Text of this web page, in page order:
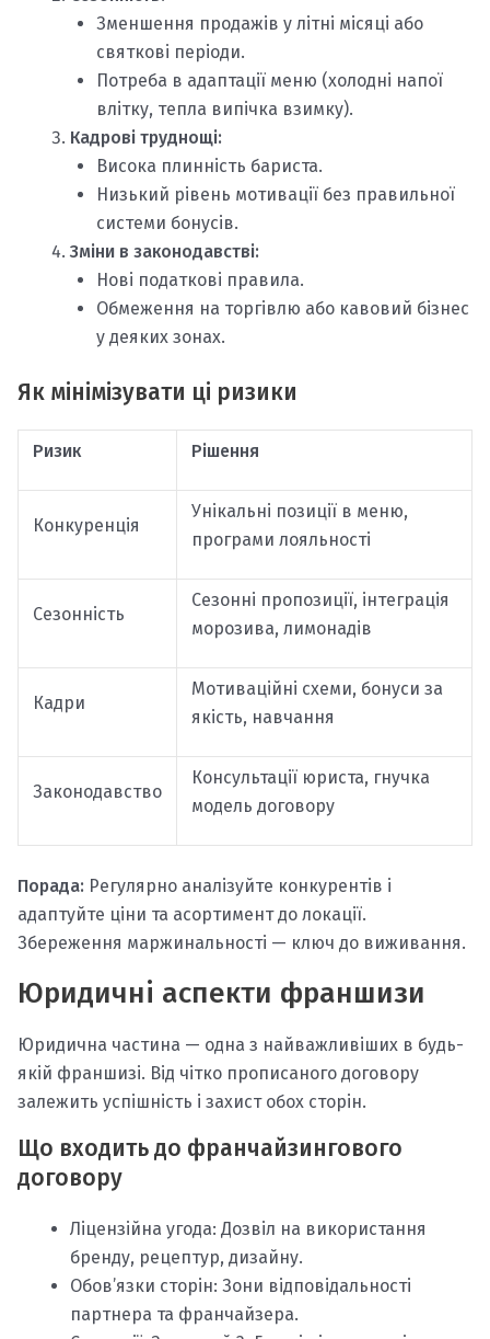
Зменшення продажів у літні місяці або
святкові періоди.
Потреба в адаптації меню (холодні напої
влітку, тепла випічка взимку).
Кадрові труднощі:
Висока плинність бариста.
Низький рівень мотивації без правильної
системи бонусів.
Зміни в законодавстві:
Нові податкові правила.
Обмеження на торгівлю або кавовий бізнес
у деяких зонах.
Як мінімізувати ці ризики
Ризик Рішення
Конкуренція
Унікальні позиції в меню,
програми лояльності
Сезонність
Сезонні пропозиції, інтеграція
морозива, лимонадів
Кадри
Мотиваційні схеми, бонуси за
якість, навчання
Законодавство
Консультації юриста, гнучка
модель договору
Порада: Регулярно аналізуйте конкурентів і
адаптуйте ціни та асортимент до локації.
Збереження маржинальності — ключ до виживання.
Юридичні аспекти франшизи
Юридична частина — одна з найважливіших в будь-
якій франшизі. Від чітко прописаного договору
залежить успішність і захист обох сторін.
Що входить до франчайзингового
договору
Ліцензійна угода: Дозвіл на використання
бренду, рецептур, дизайну.
Обов’язки сторін: Зони відповідальності
партнера та франчайзера.